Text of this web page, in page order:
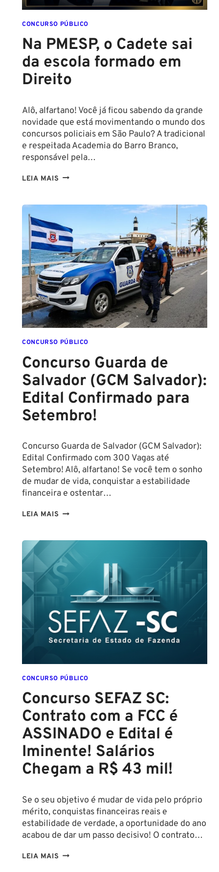
POLICIAL:
CONCURSO PÚBLICO
Na PMESP, o Cadete sai
da escola formado em
Direito
Alô, alfartano! Você já ficou sabendo da grande
novidade que está movimentando o mundo dos
concursos policiais em São Paulo? A tradicional
e respeitada Academia do Barro Branco,
responsável pela…
LEIA MAIS NA
SAI
DA
ESCOLA
FORMADO
EM
DIREITO
CONCURSO PÚBLICO
Concurso Guarda de
Salvador (GCM Salvador):
Edital Confirmado para
Setembro!
Concurso Guarda de Salvador (GCM Salvador):
Edital Confirmado com 300 Vagas até
Setembro! Alô, alfartano! Se você tem o sonho
de mudar de vida, conquistar a estabilidade
financeira e ostentar…
LEIA MAIS CONCURSO
SALVADOR
(GCM
SALVADOR):
CONFIRMADO
SETEMBRO!
CONCURSO PÚBLICO
Concurso SEFAZ SC:
Contrato com a FCC é
ASSINADO e Edital é
Iminente! Salários
Chegam a R$ 43 mil!
Se o seu objetivo é mudar de vida pelo próprio
mérito, conquistas financeiras reais e
estabilidade de verdade, a oportunidade do ano
acabou de dar um passo decisivo! O contrato…
LEIA MAIS CONCURSO